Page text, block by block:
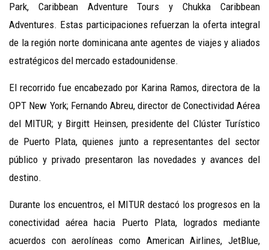
Park, Caribbean Adventure Tours y Chukka Caribbean
Adventures. Estas participaciones refuerzan la oferta integral
de la región norte dominicana ante agentes de viajes y aliados
estratégicos del mercado estadounidense.
El recorrido fue encabezado por Karina Ramos, directora de la
OPT New York; Fernando Abreu, director de Conectividad Aérea
del MITUR; y Birgitt Heinsen, presidente del Clúster Turístico
de Puerto Plata, quienes junto a representantes del sector
público y privado presentaron las novedades y avances del
destino.
Durante los encuentros, el MITUR destacó los progresos en la
conectividad aérea hacia Puerto Plata, logrados mediante
acuerdos con aerolíneas como American Airlines, JetBlue,